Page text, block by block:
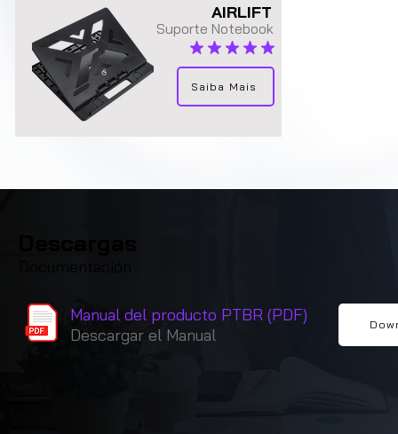
Suporte Notebook
la calificación promedio es 4.9 de 5
AIRLIFT
Saiba Mais
Manual del producto PTBR (PDF)
Descargar el Manual